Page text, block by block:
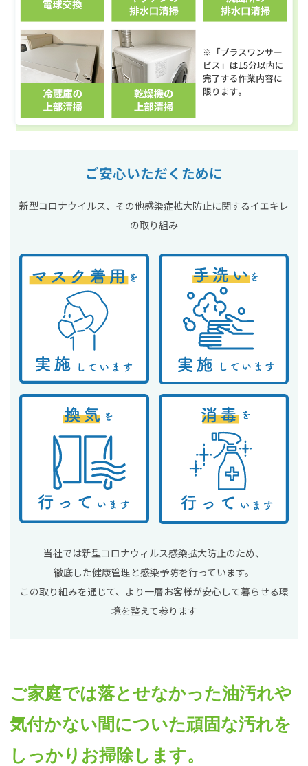
ご安心いただくために
新型コロナウイルス、その他感染症拡大防止に関するイエキレ
の取り組み
当社では新型コロナウィルス感染拡大防止のため、
徹底した健康管理と感染予防を行っています。
この取り組みを通じて、より一層お客様が安心して暮らせる環
境を整えて参ります
ご家庭では落とせなかった油汚れや
気付かない間についた頑固な汚れを
しっかりお掃除します。